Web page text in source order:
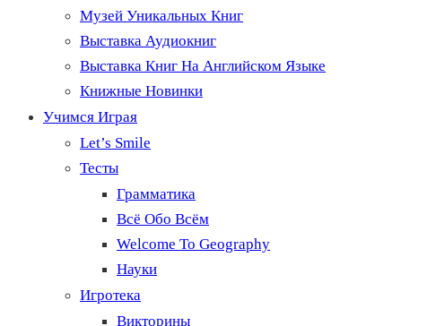
Музей Уникальных Книг
Выставка Аудиокниг
Выставка Книг На Английском Языке
Книжные Новинки
Учимся Играя
Let’s Smile
Тесты
Грамматика
Всё Обо Всём
Welcome To Geography
Науки
Игротека
Викторины